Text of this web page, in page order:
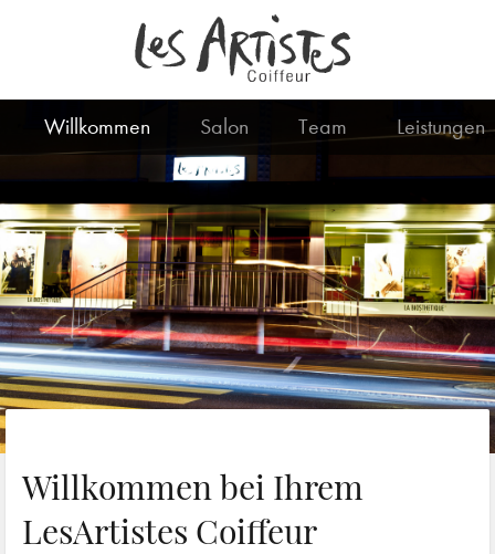
Willkommen Salon Team Leistungen
Willkommen bei Ihrem
LesArtistes Coiffeur